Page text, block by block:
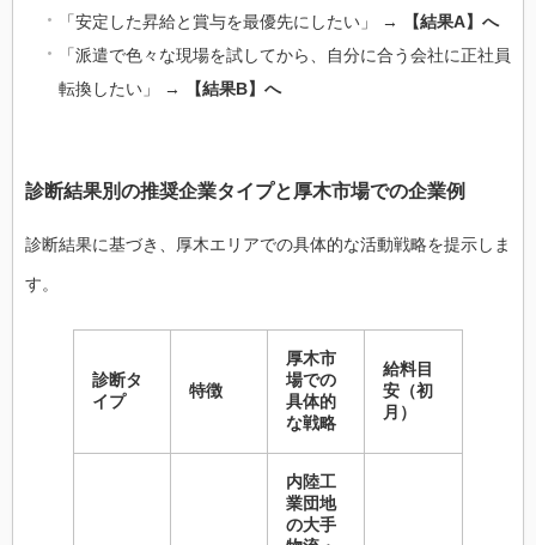
「安定した昇給と賞与を最優先にしたい」 →
【結果A】へ
「派遣で色々な現場を試してから、自分に合う会社に正社員
転換したい」 →
【結果B】へ
診断結果別の推奨企業タイプと厚木市場での企業例
診断結果に基づき、厚木エリアでの具体的な活動戦略を提示しま
す。
診断タ
イプ
特徴
厚木市
場での
具体的
な戦略
給料目
安（初
月）
内陸工
業団地
の大手